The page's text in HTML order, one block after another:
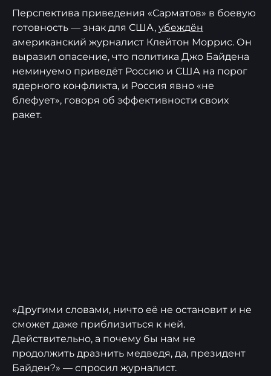
Перспектива приведения «Сарматов» в боевую
готовность — знак для США, убеждён
американский журналист Клейтон Моррис. Он
выразил опасение, что политика Джо Байдена
неминуемо приведёт Россию и США на порог
ядерного конфликта, и Россия явно «не
блефует», говоря об эффективности своих
ракет.
«Другими словами, ничто её не остановит и не
сможет даже приблизиться к ней.
Действительно, а почему бы нам не
продолжить дразнить медведя, да, президент
Байден?» — спросил журналист.